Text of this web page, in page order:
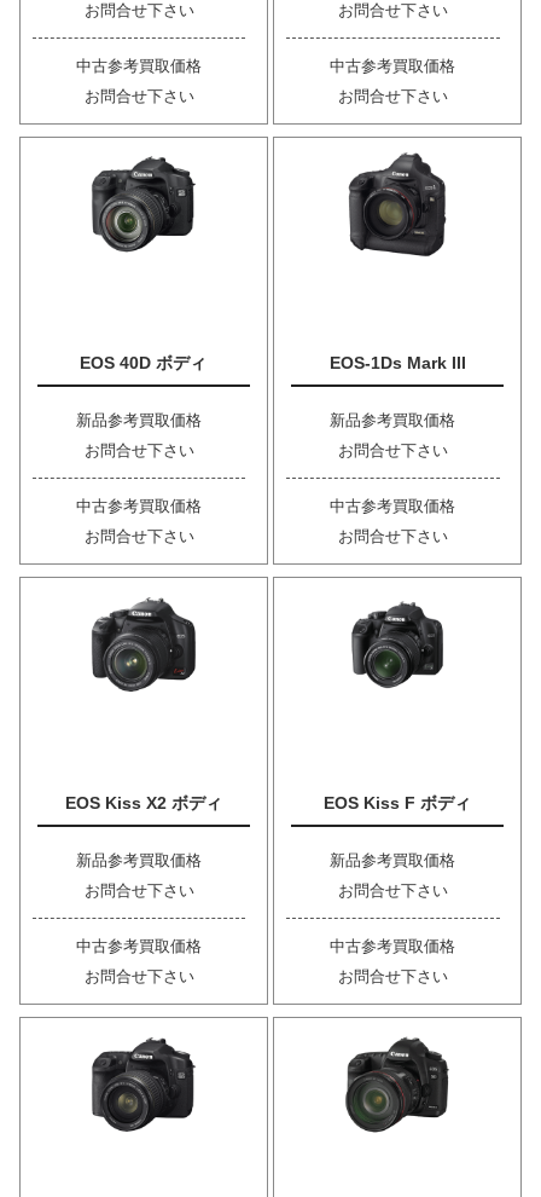
お問合せ下さい
中古参考買取価格
お問合せ下さい
お問合せ下さい
中古参考買取価格
お問合せ下さい
EOS 40D ボディ
新品参考買取価格
お問合せ下さい
中古参考買取価格
お問合せ下さい
EOS-1Ds Mark III
新品参考買取価格
お問合せ下さい
中古参考買取価格
お問合せ下さい
EOS Kiss X2 ボディ
新品参考買取価格
お問合せ下さい
中古参考買取価格
お問合せ下さい
EOS Kiss F ボディ
新品参考買取価格
お問合せ下さい
中古参考買取価格
お問合せ下さい